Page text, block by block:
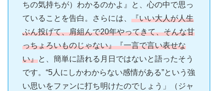
ちの気持ちが）わかるのかよ』と、心の中で思っ
ていることを告白。さらには、 『いい大人が人生
ぶん投げて、肩組んで20年やってきて、そんな甘
っちょろいものじゃない』『一言で言い表せな
い』と、簡単に語れる月日ではないと語ったそう
です。“5人にしかわからない感情がある”という強
い思いをファンに打ち明けたのでしょう」（ジャ